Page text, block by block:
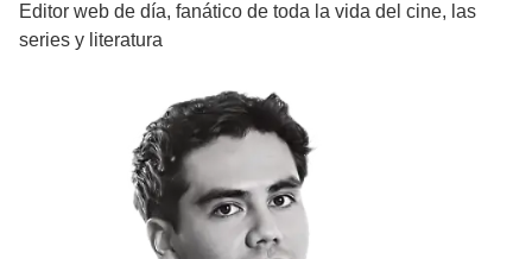
Editor web de día, fanático de toda la vida del cine, las
series y literatura